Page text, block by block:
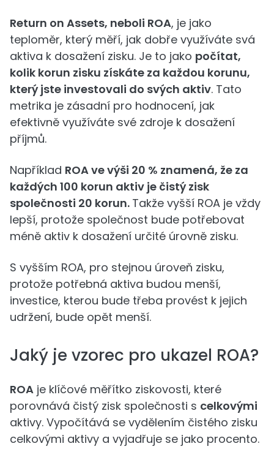
Return on Assets, neboli ROA, je jako
teploměr, který měří, jak dobře využíváte svá
aktiva k dosažení zisku. Je to jako počítat,
kolik korun zisku získáte za každou korunu,
který jste investovali do svých aktiv. Tato
metrika je zásadní pro hodnocení, jak
efektivně využíváte své zdroje k dosažení
příjmů.
Například ROA ve výši 20 % znamená, že za
každých 100 korun aktiv je čistý zisk
společnosti 20 korun. Takže vyšší ROA je vždy
lepší, protože společnost bude potřebovat
méně aktiv k dosažení určité úrovně zisku.
S vyšším ROA, pro stejnou úroveň zisku,
protože potřebná aktiva budou menší,
investice, kterou bude třeba provést k jejich
udržení, bude opět menší.
Jaký je vzorec pro ukazel ROA?
ROA je klíčové měřítko ziskovosti, které
porovnává čistý zisk společnosti s celkovými
aktivy. Vypočítává se vydělením čistého zisku
celkovými aktivy a vyjadřuje se jako procento.